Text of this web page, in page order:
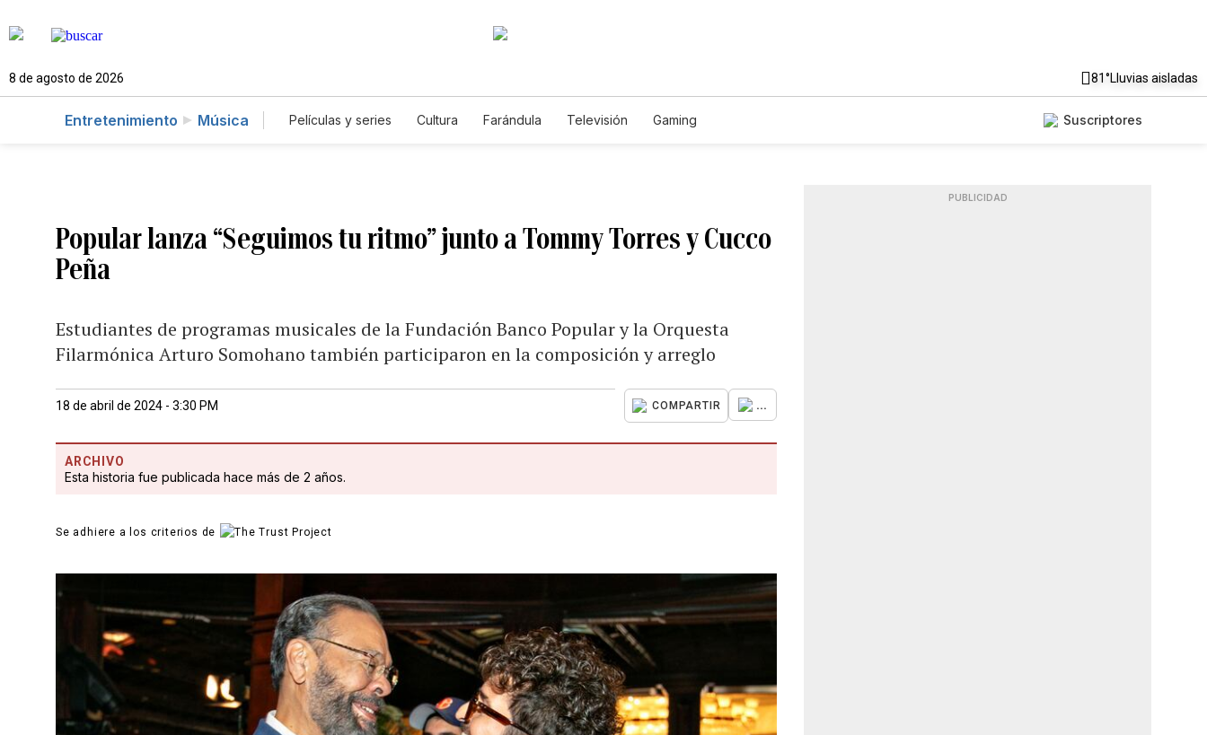
8 de agosto de 2026 81°Lluvias aisladas
Entretenimiento Música Películas y series Cultura Farándula Televisión Gaming Suscriptores
Popular lanza “Seguimos tu ritmo” junto a Tommy Torres y Cucco
Peña
Estudiantes de programas musicales de la Fundación Banco Popular y la Orquesta
Filarmónica Arturo Somohano también participaron en la composición y arreglo
18 de abril de 2024 - 3:30 PM COMPARTIR ...
ARCHIVO
Esta historia fue publicada hace más de 2 años.
Se adhiere a los criterios de
PUBLICIDAD